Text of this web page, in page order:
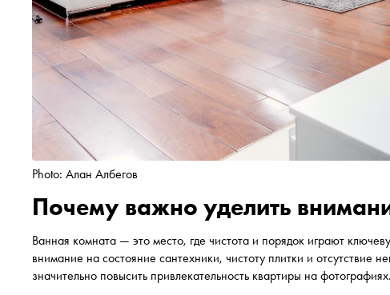
Photo: Алан Албегов
Почему важно уделить
Ванная комната — это место, где чистота и порядок играют
внимание на состояние сантехники, чистоту плитки и отсутствие
значительно повысить привлекательность квартиры на фотографиях.